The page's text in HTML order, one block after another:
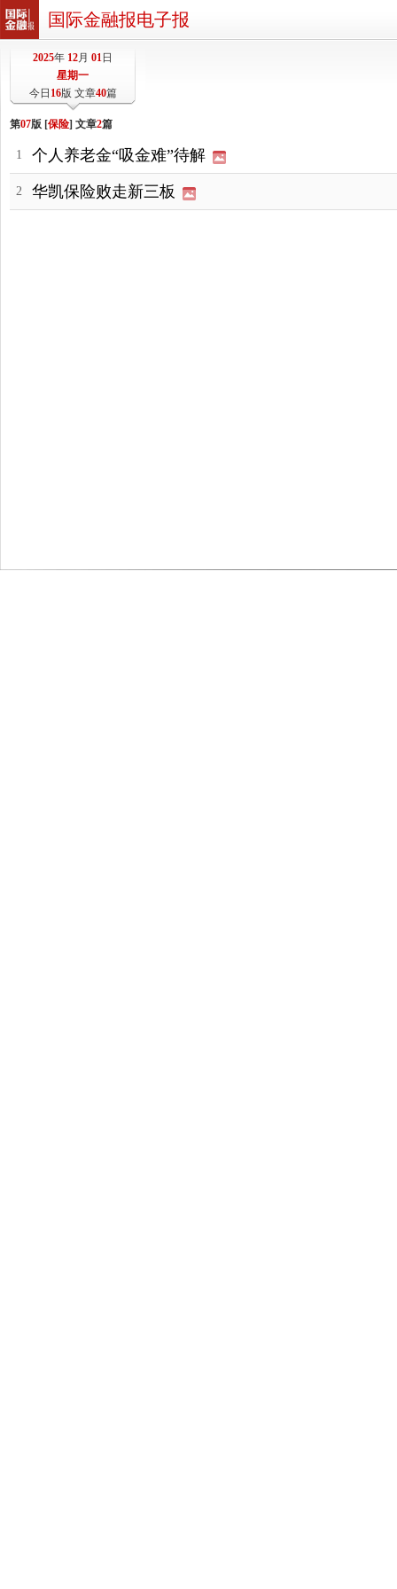
国际金融报电子报
2025年 12月 01日
星期一
今日 16版 文章40篇
第07版 [保险] 文章2篇
1 个人养老金“吸金难”待解
2 华凯保险败走新三板